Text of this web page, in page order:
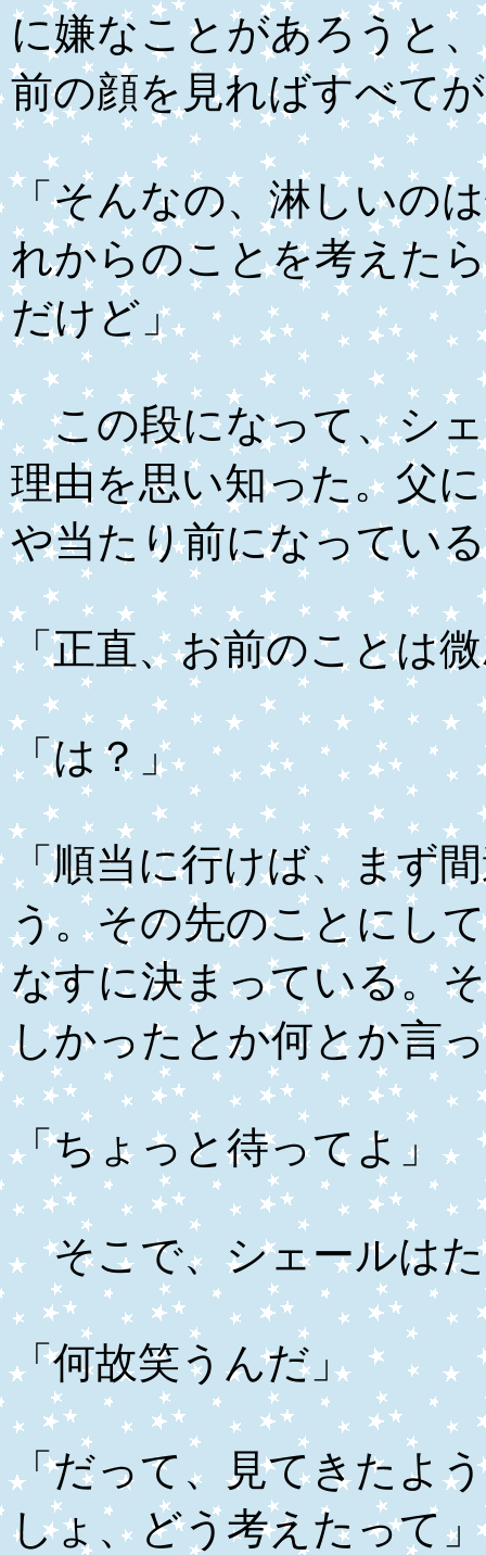
に嫌なことがあろうと
前の顔を見ればすべて
「そんなの、淋しいの
れからのことを考えた
だけど」
この段になって、シ
理由を思い知った。父
や当たり前になってい
「正直、お前のことは
「は？」
「順当に行けば、まず
う。その先のことにし
なすに決まっている。
しかったとか何とか言
「ちょっと待ってよ」
そこで、シェールはた
「何故笑うんだ」
「だって、見てきたよ
しょ、どう考えたって」